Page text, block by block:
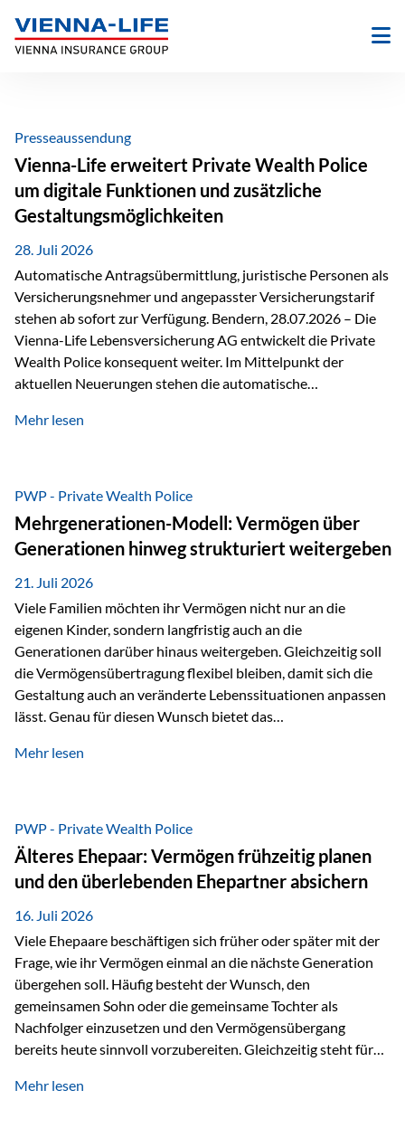
Inhalt
springen
Presseaussendung
Vienna-Life erweitert Private Wealth Police
um digitale Funktionen und zusätzliche
Gestaltungsmöglichkeiten
28. Juli 2026
Automatische Antragsübermittlung, juristische Personen als
Versicherungsnehmer und angepasster Versicherungstarif
stehen ab sofort zur Verfügung. Bendern, 28.07.2026 – Die
Vienna-Life Lebensversicherung AG entwickelt die Private
Wealth Police konsequent weiter. Im Mittelpunkt der
aktuellen Neuerungen stehen die automatische
als Versicherungsnehmer einzusetzen, sowie eine
Abwicklung für Vertriebspartner deutlich effizienter
gestaltet. Anträge werden direkt elektronisch übermittelt,
Medienbrüche reduziert und die weitere Bearbeitung
beschleunigt. Ab sofort können auch juristische Personen,
wie Kapitalgesellschaften oder Stiftungen, als
Versicherungsnehmer eingesetzt werden. Damit erweitert
die Vienna-Life die Einsatzmöglichkeiten der Private Wealth
Police insbesondere für…
Mehr lesen
PWP - Private Wealth Police
Mehrgenerationen-Modell: Vermögen über
Generationen hinweg strukturiert weitergeben
21. Juli 2026
Viele Familien möchten ihr Vermögen nicht nur an die
eigenen Kinder, sondern langfristig auch an die
Generationen darüber hinaus weitergeben. Gleichzeitig soll
die Vermögensübertragung flexibel bleiben, damit sich die
Gestaltung auch an veränderte Lebenssituationen anpassen
lässt. Genau für diesen Wunsch bietet das
Vienna-Life eine interessante Lösung. Es ermöglicht,
Ausgangssituation Stellen Sie sich folgende Familie vor: Die
Großeltern haben über viele Jahre Vermögen aufgebaut. Ihr
Wunsch ist es, dieses Vermögen nicht nur den eigenen
Kindern, sondern langfristig auch den Enkeln zukommen zu…
Mehr lesen
PWP - Private Wealth Police
Älteres Ehepaar: Vermögen frühzeitig planen
und den überlebenden Ehepartner absichern
16. Juli 2026
Viele Ehepaare beschäftigen sich früher oder später mit der
Frage, wie ihr Vermögen einmal an die nächste Generation
übergehen soll. Häufig besteht der Wunsch, den
gemeinsamen Sohn oder die gemeinsame Tochter als
Nachfolger einzusetzen und den Vermögensübergang
bereits heute sinnvoll vorzubereiten. Gleichzeitig steht für
passiert, wenn einer der beiden verstirbt? Der überlebende
Mehr lesen